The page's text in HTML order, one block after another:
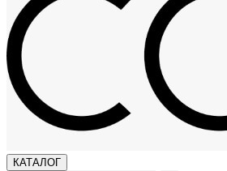
КАТАЛОГ